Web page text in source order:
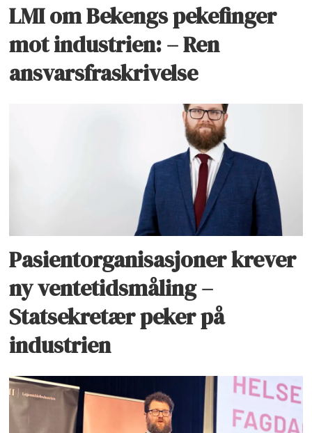
LMI om Bekengs pekefinger
mot industrien: – Ren
ansvarsfraskrivelse
Pasientorganisasjoner krever
ny ventetidsmåling –
Statsekretær peker på
industrien